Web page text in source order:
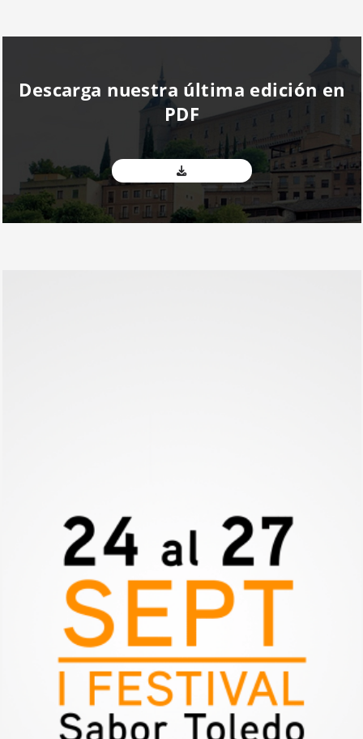
Descarga nuestra última edición en
PDF